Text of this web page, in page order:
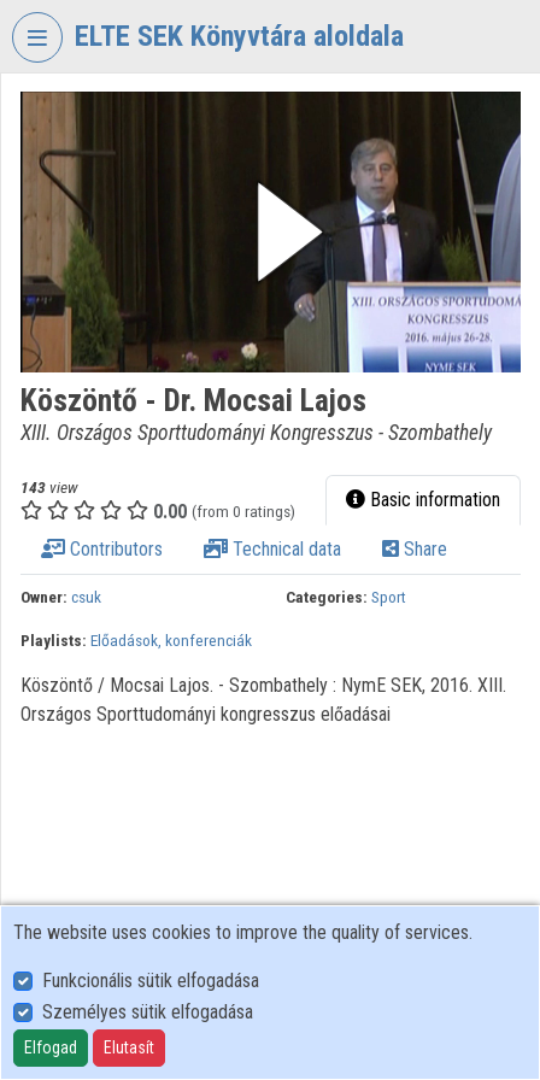
Skip header
ELTE SEK Könyvtára aloldala
ELTE
SAVARIA
KÖNYVTÁR
ÉS
LEVÉLTÁR
Organization home
Log In
Categories
Organization playlists
Köszöntő - Dr. Mocsai Lajos
XIII. Országos Sporttudományi Kongresszus - Szombathely
143 view
0.00 (from 0 ratings) Basic information
Contributors Technical data Share
Owner: csuk Categories: Sport
Playlists: Előadások, konferenciák
Köszöntő / Mocsai Lajos. - Szombathely : NymE SEK, 2016. XIII.
Országos Sporttudományi kongresszus előadásai
User Policy
Adatkezelési tájékoztató (en)
Cookie Policy
The website uses cookies to improve the quality of services.
Funkcionális sütik elfogadása
Személyes sütik elfogadása
Elfogad Elutasít